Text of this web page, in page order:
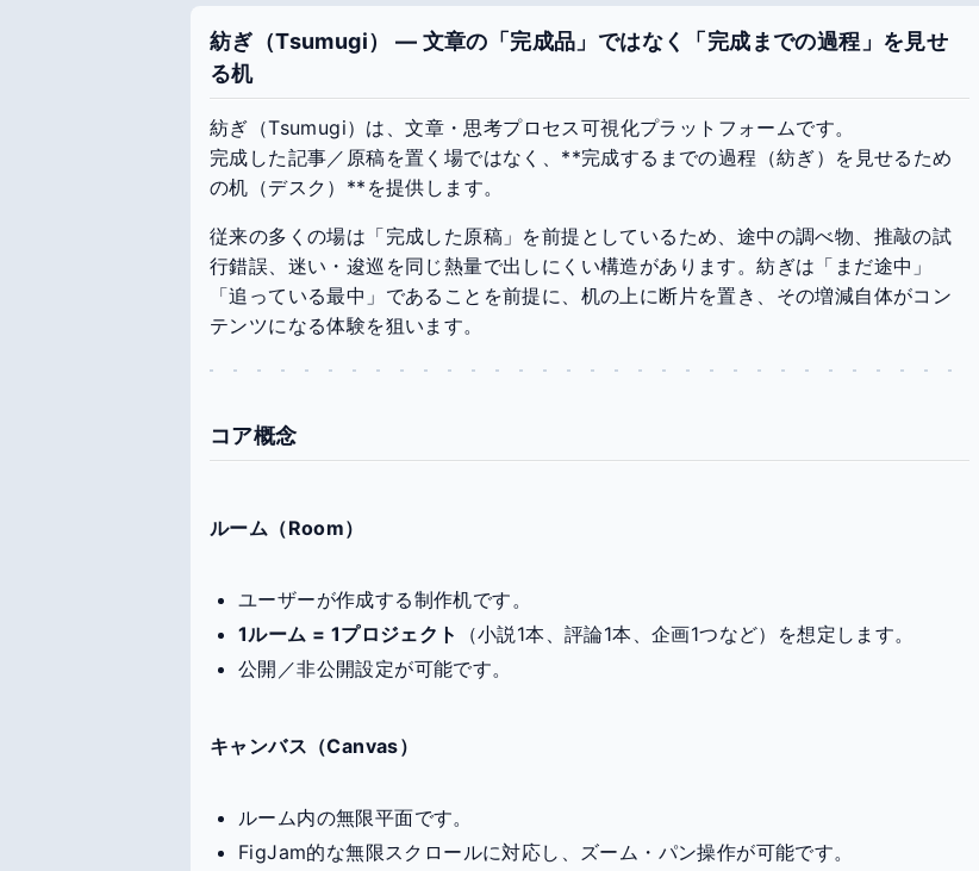
紡ぎ（Tsumugi） — 文章の「完成品」ではなく「完成までの過程」を見せ
る机
紡ぎ（Tsumugi）は、文章・思考プロセス可視化プラットフォームです。
完成した記事／原稿を置く場ではなく、**完成するまでの過程（紡ぎ）を見せるため
の机（デスク）**を提供します。
従来の多くの場は「完成した原稿」を前提としているため、途中の調べ物、推敲の試
行錯誤、迷い・逡巡を同じ熱量で出しにくい構造があります。紡ぎは「まだ途中」
「追っている最中」であることを前提に、机の上に断片を置き、その増減自体がコン
テンツになる体験を狙います。
コア概念
ルーム（Room）
ユーザーが作成する制作机です。
1ルーム = 1プロジェクト
（小説1本、評論1本、企画1つなど）を想定します。
公開／非公開設定が可能です。
キャンバス（Canvas）
ルーム内の無限平面です。
FigJam的な無限スクロールに対応し、ズーム・パン操作が可能です。